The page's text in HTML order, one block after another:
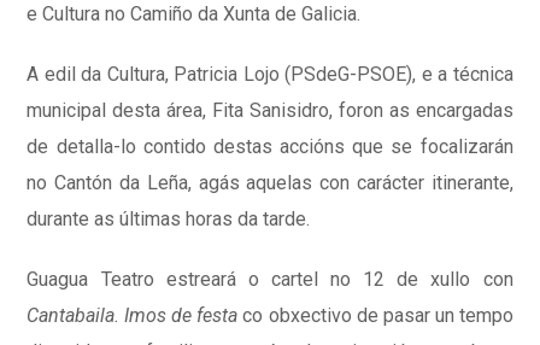
e Cultura no Camiño da Xunta de Galicia.
A edil da Cultura, Patricia Lojo (PSdeG-PSOE), e a técnica
municipal desta área, Fita Sanisidro, foron as encargadas
de detalla-lo contido destas accións que se focalizarán
no Cantón da Leña, agás aquelas con carácter itinerante,
durante as últimas horas da tarde.
Guagua Teatro estreará o cartel no 12 de xullo con
Cantabaila. Imos de festa co obxectivo de pasar un tempo